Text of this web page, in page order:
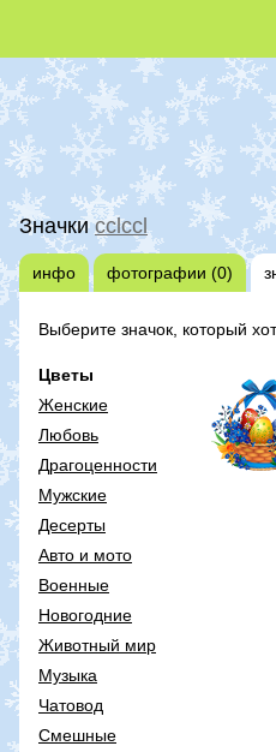
Значкиcclccl
инфо фотографии (0)
Выберите значок, который
Цветы
Женские
Любовь
Драгоценности
Мужские
Десерты
Авто и мото
Военные
Новогодние
Животный мир
Музыка
Чатовод
Смешные